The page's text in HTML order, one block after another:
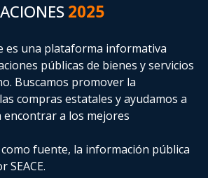
2025
es una plataforma informativa
públicas de bienes y servicios
Buscamos promover la
compras estatalesy ayudamos a
encontrar a los mejores
fuente, la información pública